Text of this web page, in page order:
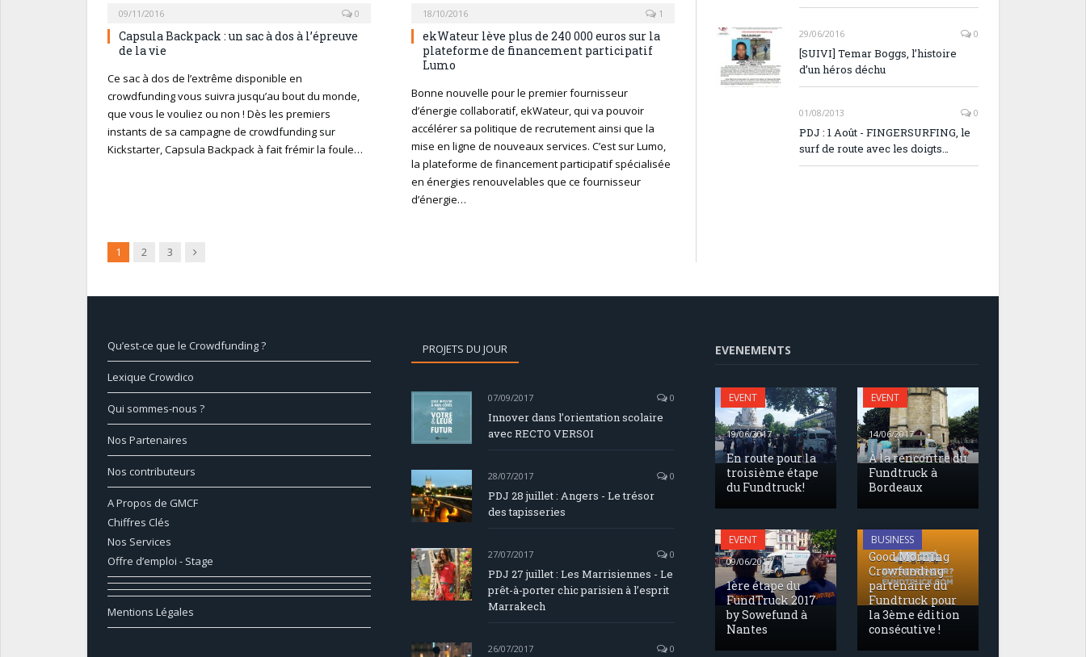
09/11/2016 0
Capsula Backpack : un sac à dos à l’épreuve
de la vie
Ce sac à dos de l’extrême disponible en
crowdfunding vous suivra jusqu’au bout du monde,
que vous le vouliez ou non ! Dès les premiers
instants de sa campagne de crowdfunding sur
Kickstarter, Capsula Backpack à fait frémir la foule…
18/10/2016 1
ekWateur lève plus de 240 000 euros sur la
plateforme de financement participatif
Lumo
Bonne nouvelle pour le premier fournisseur
d’énergie collaboratif, ekWateur, qui va pouvoir
accélérer sa politique de recrutement ainsi que la
mise en ligne de nouveaux services. C’est sur Lumo,
la plateforme de financement participatif spécialisée
en énergies renouvelables que ce fournisseur
d’énergie…
1 2 3 Suivant
29/06/2016 0
[SUIVI] Temar Boggs, l’histoire
d’un héros déchu
01/08/2013 0
PDJ : 1 Août - FINGERSURFING, le
surf de route avec les doigts…
Qu’est-ce que le Crowdfunding ?
Lexique Crowdico
Qui sommes-nous ?
Nos Partenaires
Nos contributeurs
A Propos de GMCF
Chiffres Clés
Nos Services
Offre d’emploi - Stage
Mentions Légales
PROJETS DU JOUR
07/09/2017 0
Innover dans l’orientation scolaire
avec RECTO VERSOI
28/07/2017 0
PDJ 28 juillet : Angers - Le trésor
des tapisseries
27/07/2017 0
PDJ 27 juillet : Les Marrisiennes - Le
prêt-à-porter chic parisien à l’esprit
Marrakech
26/07/2017 0
EVENEMENTS
EVENT
19/06/2017
En route pour la
troisième étape
du Fundtruck!
EVENT
14/06/2017
À la rencontre du
Fundtruck à
Bordeaux
EVENT
09/06/2017
1ère étape du
FundTruck 2017
by Sowefund à
Nantes
BUSINESS
17/05/2017
Good Morning
Crowfunding
partenaire du
Fundtruck pour
la 3ème édition
consécutive !